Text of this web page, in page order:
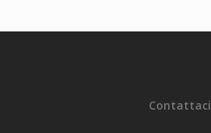
Contattaci